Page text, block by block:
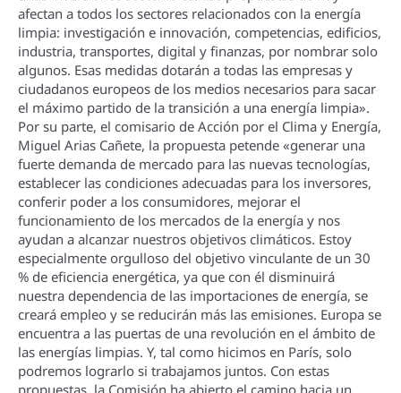
afectan a todos los sectores relacionados con la energí­a
limpia: investigación e innovación, competencias, edificios,
industria, transportes, digital y finanzas, por nombrar solo
algunos. Esas medidas dotarán a todas las empresas y
ciudadanos europeos de los medios necesarios para sacar
el máximo partido de la transición a una energí­a limpia».
Por su parte, el comisario de Acción por el Clima y Energí­a,
Miguel Arias Cañete, la propuesta petende «generar una
fuerte demanda de mercado para las nuevas tecnologí­as,
establecer las condiciones adecuadas para los inversores,
conferir poder a los consumidores, mejorar el
funcionamiento de los mercados de la energí­a y nos
ayudan a alcanzar nuestros objetivos climáticos. Estoy
especialmente orgulloso del objetivo vinculante de un 30
% de eficiencia energética, ya que con él disminuirá
nuestra dependencia de las importaciones de energí­a, se
creará empleo y se reducirán más las emisiones. Europa se
encuentra a las puertas de una revolución en el ámbito de
las energí­as limpias. Y, tal como hicimos en Parí­s, solo
podremos lograrlo si trabajamos juntos. Con estas
propuestas, la Comisión ha abierto el camino hacia un